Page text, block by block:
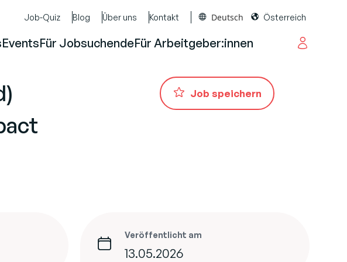
Job-Quiz Blog Über uns Kontakt Deutsch Österreich
EventsFür JobsuchendeFür Arbeitgeber:innen
Job speichern
Veröffentlicht am
13.05.2026